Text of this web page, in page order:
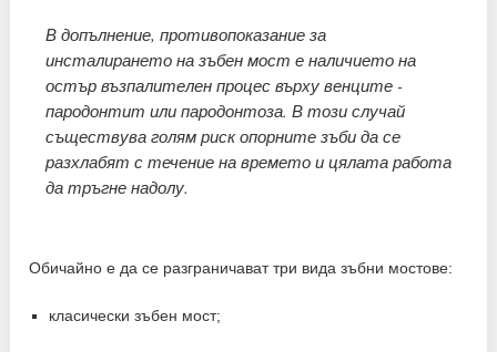
В допълнение, противопоказание за
инсталирането на зъбен мост е наличието на
остър възпалителен процес върху венците -
пародонтит или пародонтоза. В този случай
съществува голям риск опорните зъби да се
разхлабят с течение на времето и цялата работа
да тръгне надолу.
Обичайно е да се разграничават три вида зъбни мостове:
класически зъбен мост;